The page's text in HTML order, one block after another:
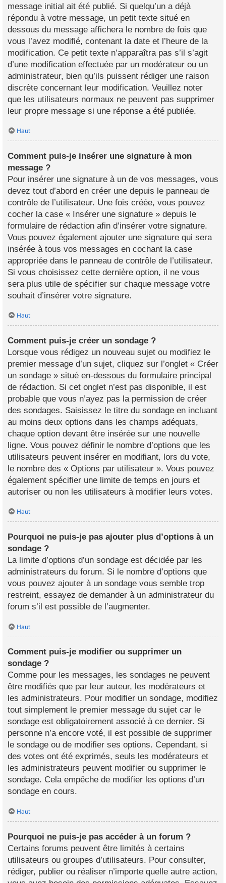
message initial ait été publié. Si quelqu’un a déjà
répondu à votre message, un petit texte situé en
dessous du message affichera le nombre de fois que
vous l’avez modifié, contenant la date et l’heure de la
modification. Ce petit texte n’apparaîtra pas s’il s’agit
d’une modification effectuée par un modérateur ou un
administrateur, bien qu’ils puissent rédiger une raison
discrète concernant leur modification. Veuillez noter
que les utilisateurs normaux ne peuvent pas supprimer
leur propre message si une réponse a été publiée.
Haut
Comment puis-je insérer une signature à mon
message ?
Pour insérer une signature à un de vos messages, vous
devez tout d’abord en créer une depuis le panneau de
contrôle de l’utilisateur. Une fois créée, vous pouvez
cocher la case « Insérer une signature » depuis le
formulaire de rédaction afin d’insérer votre signature.
Vous pouvez également ajouter une signature qui sera
insérée à tous vos messages en cochant la case
appropriée dans le panneau de contrôle de l’utilisateur.
Si vous choisissez cette dernière option, il ne vous
sera plus utile de spécifier sur chaque message votre
souhait d’insérer votre signature.
Haut
Comment puis-je créer un sondage ?
Lorsque vous rédigez un nouveau sujet ou modifiez le
premier message d’un sujet, cliquez sur l’onglet « Créer
un sondage » situé en-dessous du formulaire principal
de rédaction. Si cet onglet n’est pas disponible, il est
probable que vous n’ayez pas la permission de créer
des sondages. Saisissez le titre du sondage en incluant
au moins deux options dans les champs adéquats,
chaque option devant être insérée sur une nouvelle
ligne. Vous pouvez définir le nombre d’options que les
utilisateurs peuvent insérer en modifiant, lors du vote,
le nombre des « Options par utilisateur ». Vous pouvez
également spécifier une limite de temps en jours et
autoriser ou non les utilisateurs à modifier leurs votes.
Haut
Pourquoi ne puis-je pas ajouter plus d’options à un
sondage ?
La limite d’options d’un sondage est décidée par les
administrateurs du forum. Si le nombre d’options que
vous pouvez ajouter à un sondage vous semble trop
restreint, essayez de demander à un administrateur du
forum s’il est possible de l’augmenter.
Haut
Comment puis-je modifier ou supprimer un
sondage ?
Comme pour les messages, les sondages ne peuvent
être modifiés que par leur auteur, les modérateurs et
les administrateurs. Pour modifier un sondage, modifiez
tout simplement le premier message du sujet car le
sondage est obligatoirement associé à ce dernier. Si
personne n’a encore voté, il est possible de supprimer
le sondage ou de modifier ses options. Cependant, si
des votes ont été exprimés, seuls les modérateurs et
les administrateurs peuvent modifier ou supprimer le
sondage. Cela empêche de modifier les options d’un
sondage en cours.
Haut
Pourquoi ne puis-je pas accéder à un forum ?
Certains forums peuvent être limités à certains
utilisateurs ou groupes d’utilisateurs. Pour consulter,
rédiger, publier ou réaliser n’importe quelle autre action,